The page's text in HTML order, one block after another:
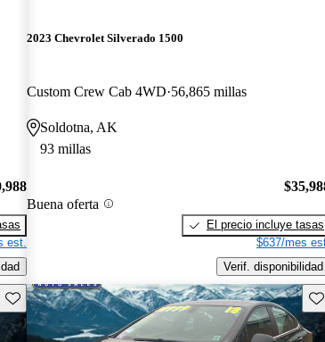
est.
2023 Chevrolet Silverado 1500
Custom Crew Cab 4WD 56,865 millas
Soldotna, AK
93 millas
Buena oferta
El precio incluye tasas
$637/mes
Verif. disponibilidad
Guarda este Aviso